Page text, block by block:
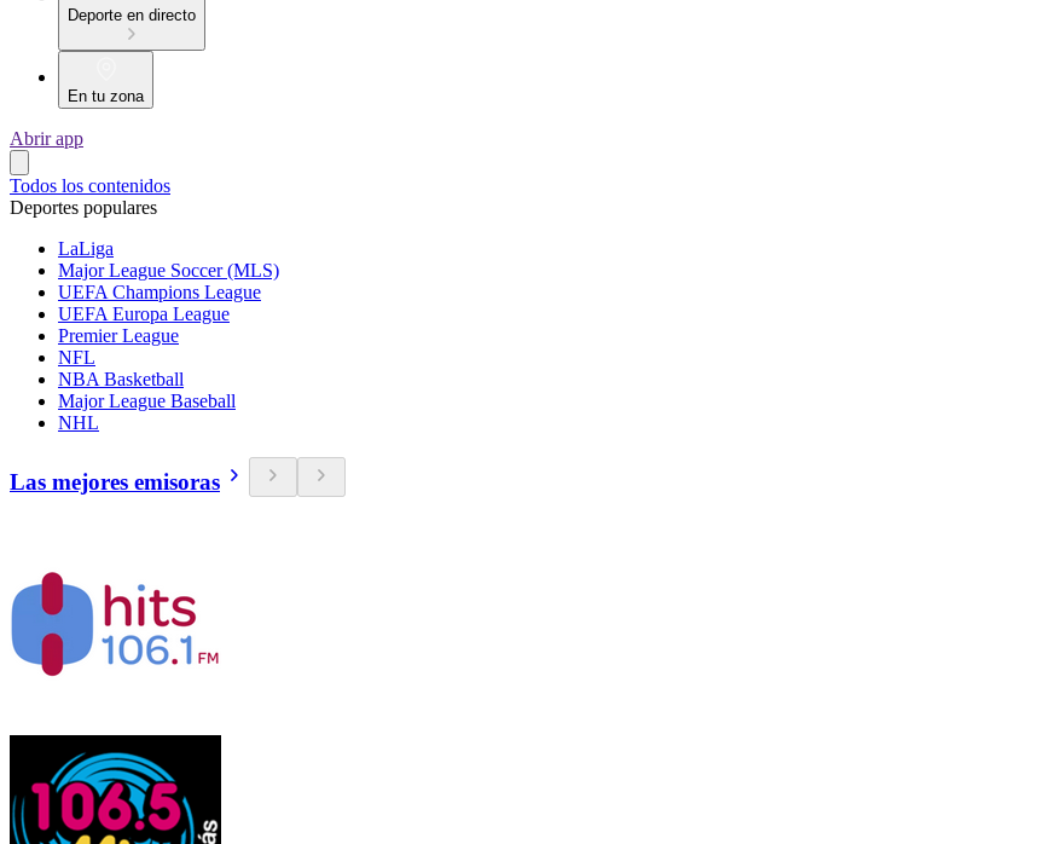
Deporte en directo
En tu zona
Abrir app
Todos los contenidos
Deportes populares
LaLiga
Major League Soccer (MLS)
UEFA Champions League
UEFA Europa League
Premier League
NFL
NBA Basketball
Major League Baseball
NHL
Las mejores emisoras